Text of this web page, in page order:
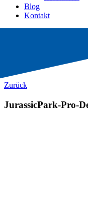
Blog
Kontakt
Zurück
JurassicPark-Pro-